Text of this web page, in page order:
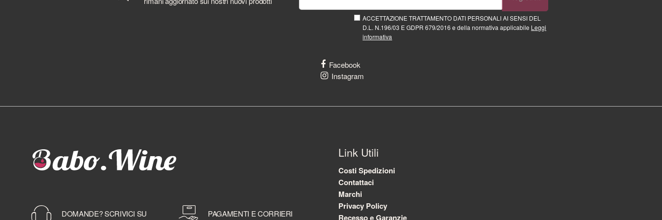
ACCETTAZIONE TRATTAMENTO DATI PERSONALI AI SENSI DEL
D.L. N.196/03 E GDPR 679/2016 e della normativa applicabile Leggi
informativa
Facebook
Instagram
DOMANDE? SCRIVICI SU
PAGAMENTI E CORRIERI
Link Utili
Costi Spedizioni
Contattaci
Marchi
Privacy Policy
Recesso e Garanzie